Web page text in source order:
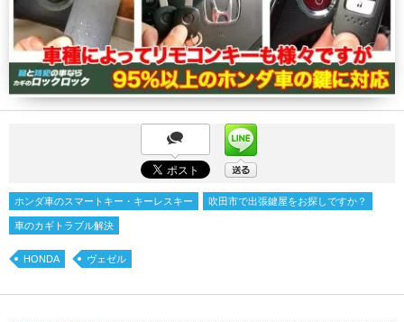
ホンダ車のスマートキー・キーレスキー 吹田市で出張鍵屋をお探しですか？
車のカギトラブル解決
HONDA ヴェゼル